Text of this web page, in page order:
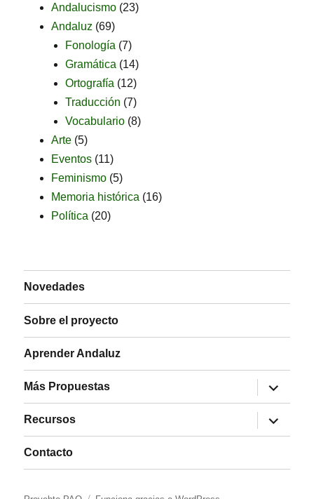
Andalucismo (23)
Andaluz (69)
Fonología (7)
Gramática (14)
Ortografía (12)
Traducción (7)
Vocabulario(8)
Arte (5)
Eventos (11)
Feminismo (5)
Memoria histórica (16)
Política (20)
Novedades
Sobre el proyecto
Aprender Andaluz
Más Propuestas
expande
el
menú
inferior
Recursos
expande
el
menú
Contacto